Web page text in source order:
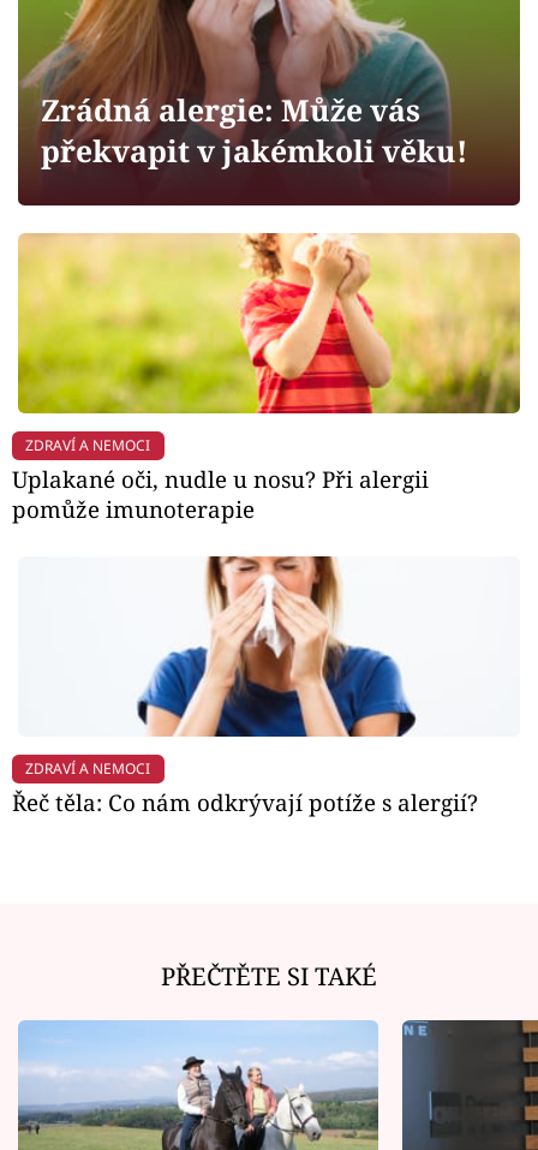
Sledujte prima+
Filmový festival Karlovy Vary
Mámy sobě
Přihlášení
Sledujte nás
Zrádná alergie: Může vás
překvapit v jakémkoli věku!
ZDRAVÍ A NEMOCI
Uplakané oči, nudle u nosu? Při alergii
pomůže imunoterapie
ZDRAVÍ A NEMOCI
Řeč těla: Co nám odkrývají potíže s alergií?
PŘEČTĚTE SI TAKÉ